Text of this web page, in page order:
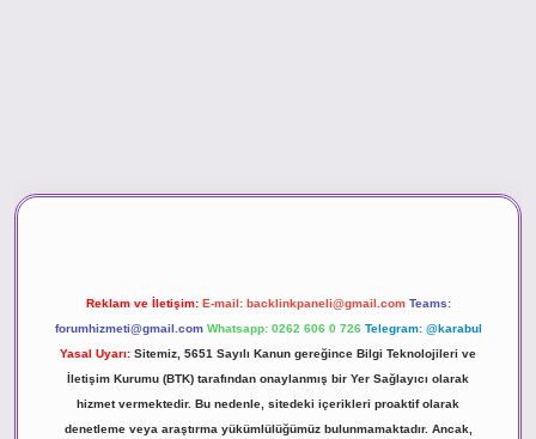
Reklam ve İletişim: E-mail: backlinkpaneli@gmail.com Teams:
forumhizmeti@gmail.com Whatsapp: 0262 606 0 726 Telegram: @karabul
Yasal Uyarı: Sitemiz, 5651 Sayılı Kanun gereğince Bilgi Teknolojileri ve
İletişim Kurumu (BTK) tarafından onaylanmış bir Yer Sağlayıcı olarak
hizmet vermektedir. Bu nedenle, sitedeki içerikleri proaktif olarak
denetleme veya araştırma yükümlülüğümüz bulunmamaktadır. Ancak,